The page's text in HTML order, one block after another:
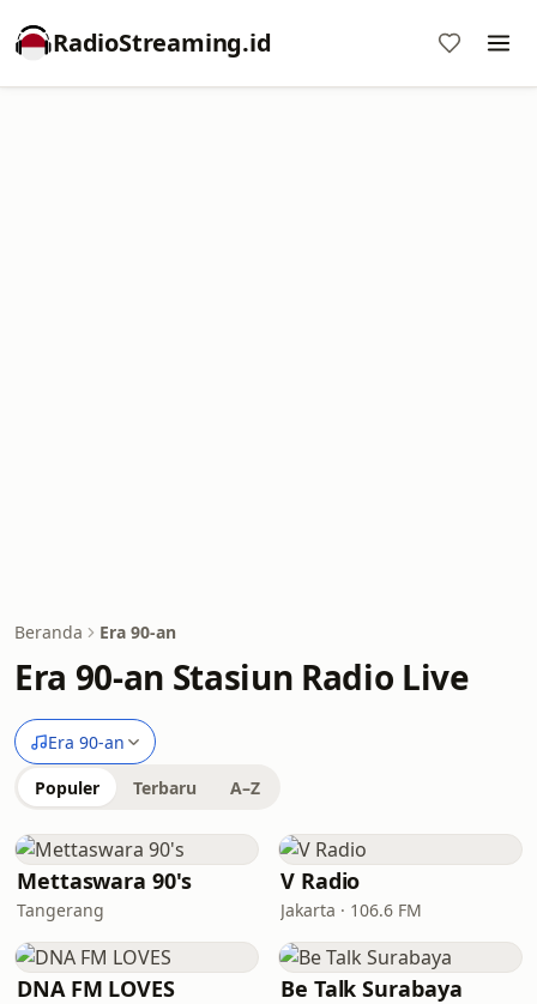
RadioStreaming.id
Beranda Era 90-an
Era 90-an Stasiun Radio Live
Era 90-an
Populer Terbaru A–Z
Mettaswara 90's
Tangerang
V Radio
Jakarta · 106.6 FM
DNA FM LOVES Be Talk Surabaya